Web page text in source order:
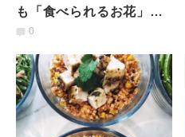
も「食べられるお花」が
満開。アメリカでブーム
0